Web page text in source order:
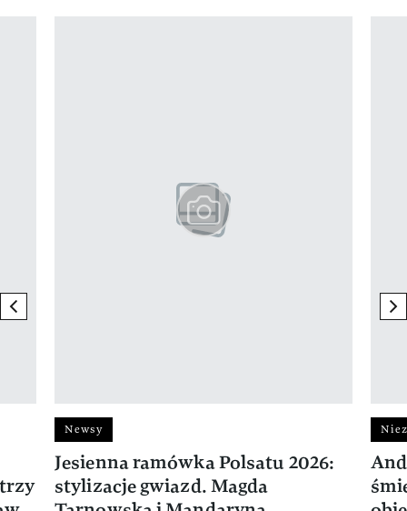
previous element
Newsy
Jesienna ramówka Polsatu 2026:
stylizacje gwiazd. Magda